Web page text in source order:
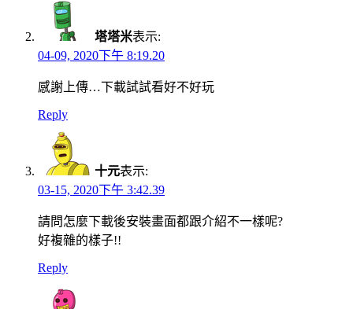
塔塔米表示:
04-09, 2020下午 8:19.20
感謝上傳…下載試試看好不好玩
Reply
十元表示:
03-15, 2020下午 3:42.39
請問怎麼下載後安裝畫面都跟介紹不一樣呢?
好複雜的樣子!!
Reply